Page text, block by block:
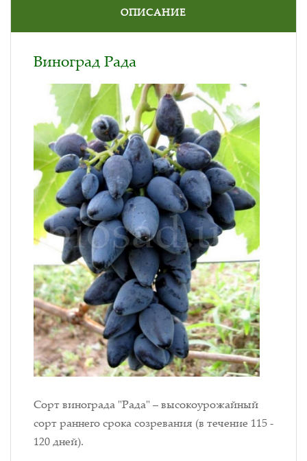
ОПИСАНИЕ
Виноград Рада
Сорт винограда "Рада" –высокоурожайный
сорт раннего срока созревания (в течение 115 -
120 дней).